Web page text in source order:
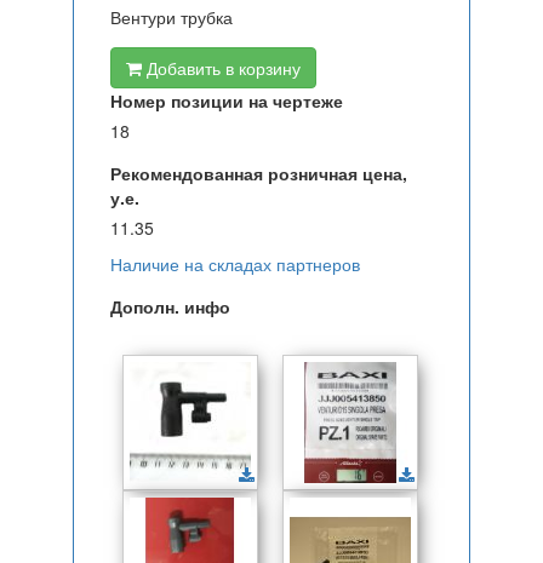
Вентури трубка
Добавить в корзину
Номер позиции на чертеже
18
Рекомендованная розничная цена,
у.е.
11.35
Наличие на складах партнеров
Дополн. инфо